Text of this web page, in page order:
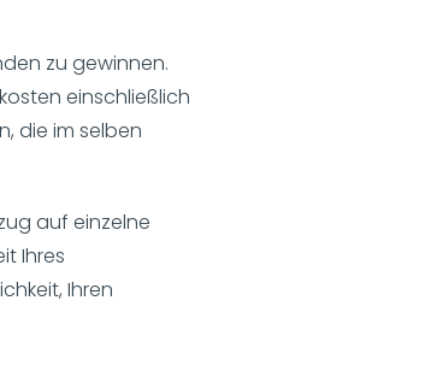
zu gewinnen.
einschließlich
die im selben
auf einzelne
Ihres
Ihren